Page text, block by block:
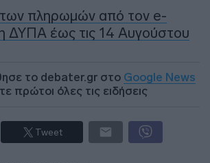
των πληρωμών από τον e-
ΔΥΠΑ έως τις 14 Αυγούστου
το debater.gr στο Google News
πρώτοι όλες τις ειδήσεις
Tweet